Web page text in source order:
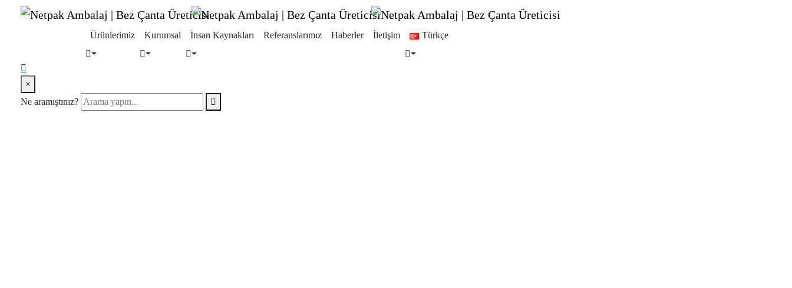
Ürünlerimiz Kurumsal İnsan Kaynakları Referanslarımız Haberler İletişim Türkçe
search
form
×
Ne aramıştınız? Arama
yapın...